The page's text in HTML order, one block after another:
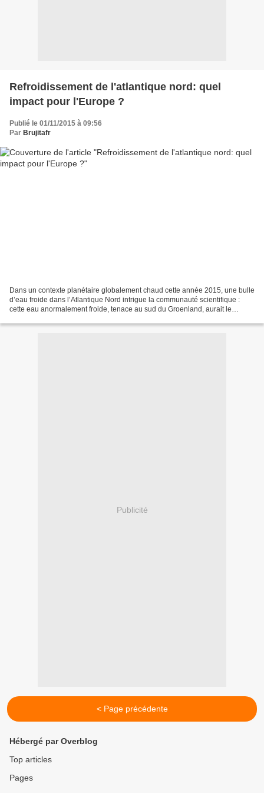
Refroidissement de l'atlantique nord: quel
impact pour l'Europe ?
Publié le 01/11/2015 à 09:56
Par Brujitafr
Dans un contexte planétaire globalement chaud cette année 2015, une bulle
d’eau froide dans l’Atlantique Nord intrigue la communauté scientifique :
cette eau anormalement froide, tenace au sud du Groenland, aurait le
Publicité
< Page précédente
Hébergé par Overblog
Top articles
Pages